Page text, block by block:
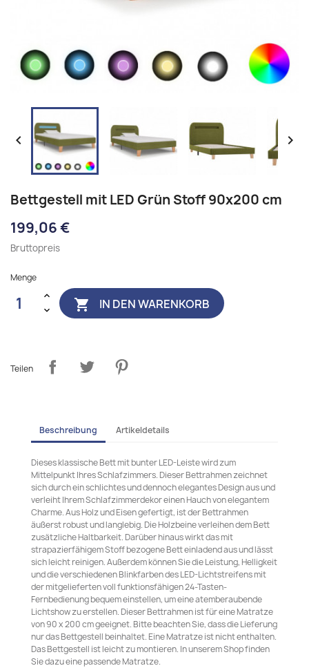
 
Bettgestell mit LED Grün Stoff 90x200 cm
199,06 €
Bruttopreis
Menge
 IN DEN WARENKORB
Teilen
Beschreibung Artikeldetails
Dieses klassische Bett mit bunter LED-Leiste wird zum
Mittelpunkt Ihres Schlafzimmers. Dieser Bettrahmen zeichnet
sich durch ein schlichtes und dennoch elegantes Design aus und
verleiht Ihrem Schlafzimmerdekor einen Hauch von elegantem
Charme. Aus Holz und Eisen gefertigt, ist der Bettrahmen
äußerst robust und langlebig. Die Holzbeine verleihen dem Bett
zusätzliche Haltbarkeit. Darüber hinaus wirkt das mit
strapazierfähigem Stoff bezogene Bett einladend aus und lässt
sich leicht reinigen. Außerdem können Sie die Leistung, Helligkeit
und die verschiedenen Blinkfarben des LED-Lichtstreifens mit
der mitgelieferten voll funktionsfähigen 24-Tasten-
Fernbedienung bequem einstellen, um eine atemberaubende
Lichtshow zu erstellen. Dieser Bettrahmen ist für eine Matratze
von 90 x 200 cm geeignet. Bitte beachten Sie, dass die Lieferung
nur das Bettgestell beinhaltet. Eine Matratze ist nicht enthalten.
Das Bettgestell ist leicht zu montieren. In unserem Shop finden
Sie dazu eine passende Matratze.